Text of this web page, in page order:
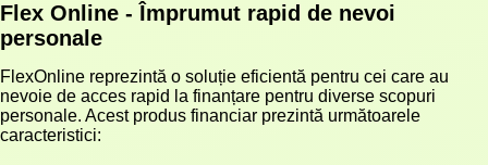
Flex Online - Împrumut rapid de nevoi
personale
FlexOnline reprezintă o soluție eficientă pentru cei care au
nevoie de acces rapid la finanțare pentru diverse scopuri
personale. Acest produs financiar prezintă următoarele
caracteristici: